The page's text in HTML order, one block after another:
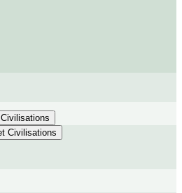
Histoire, Religions et Civilisations
Divers Histoire, Religions et Civilisations